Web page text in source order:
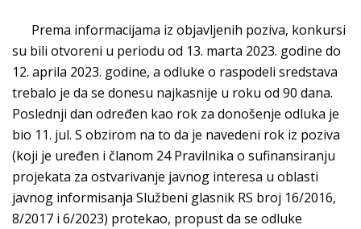
Prema informacijama iz objavljenih poziva, konkursi
su bili otvoreni u periodu od 13. marta 2023. godine do
12. aprila 2023. godine, a odluke o raspodeli sredstava
trebalo je da se donesu najkasnije u roku od 90 dana.
Poslednji dan određen kao rok za donošenje odluka je
bio 11. jul. S obzirom na to da je navedeni rok iz poziva
(koji je uređen i članom 24 Pravilnika o sufinansiranju
projekata za ostvarivanje javnog interesa u oblasti
javnog informisanja Službeni glasnik RS broj 16/2016,
8/2017 i 6/2023) protekao, propust da se odluke